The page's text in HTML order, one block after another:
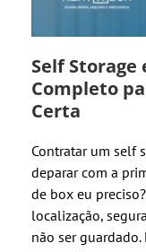
Self Storage
Completo
Certa
Contratar um self
deparar com a
de box eu
localização,
não ser guardado.